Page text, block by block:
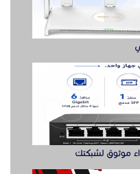
موثوق لشبكتك